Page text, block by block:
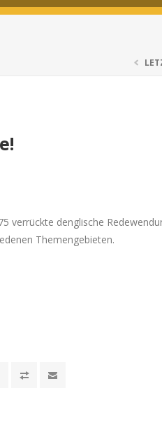
verrückte denglische
Themengebieten.